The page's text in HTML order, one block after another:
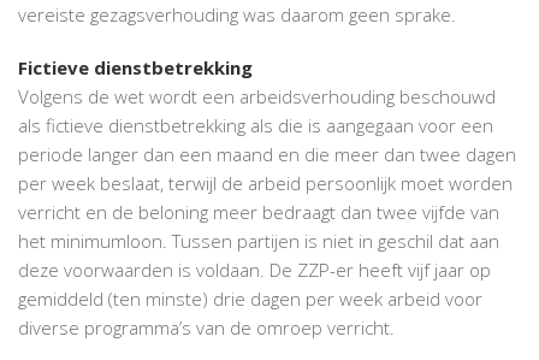
vereiste gezagsverhouding was daarom geen sprake.
Fictieve dienstbetrekking
Volgens de wet wordt een arbeidsverhouding beschouwd
als fictieve dienstbetrekking als die is aangegaan voor een
periode langer dan een maand en die meer dan twee dagen
per week beslaat, terwijl de arbeid persoonlijk moet worden
verricht en de beloning meer bedraagt dan twee vijfde van
het minimumloon. Tussen partijen is niet in geschil dat aan
deze voorwaarden is voldaan. De ZZP-er heeft vijf jaar op
gemiddeld (ten minste) drie dagen per week arbeid voor
diverse programma’s van de omroep verricht.